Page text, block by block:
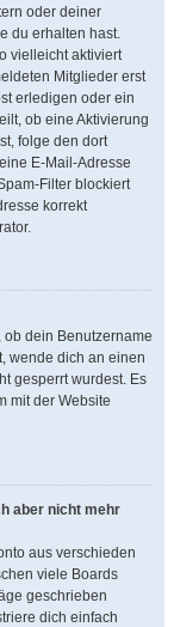
oder deiner
du erhalten hast.
vielleicht aktiviert
Mitglieder erst
erledigen oder ein
ob eine Aktivierung
folge den dort
E-Mail-Adresse
Filter blockiert
korrekt
ob dein Benutzername
wende dich an einen
gesperrt wurdest. Es
mit der Website
aber nicht mehr
aus verschieden
viele Boards
geschrieben
dich einfach